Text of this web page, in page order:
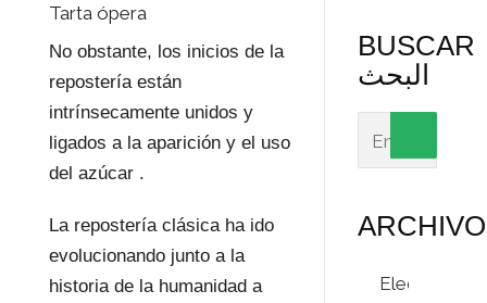
Tarta ópera
No obstante, los inicios de la
repostería están
intrínsecamente unidos y
ligados a la aparición y el uso
del azúcar .
La repostería clásica ha ido
evolucionando junto a la
historia de la humanidad a
BUSCAR
البحث